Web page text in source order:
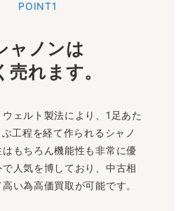
POINT1
ャノンは
売れます。
ェルト製法により、1足あた
工程を経て作られるシャノ
もちろん機能性も非常に優
人気を博しており、中古相
い為高価買取が可能です。